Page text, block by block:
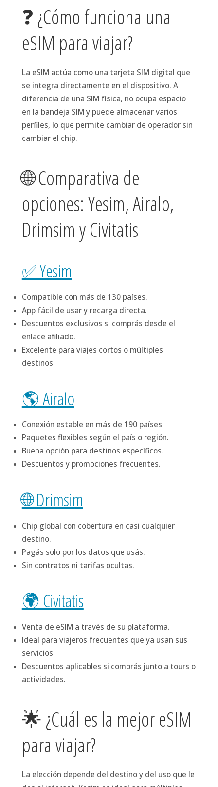
❓ ¿Cómo funciona una
eSIM para viajar?
La eSIM actúa como una tarjeta SIM digital que
se integra directamente en el dispositivo. A
diferencia de una SIM física, no ocupa espacio
en la bandeja SIM y puede almacenar varios
perfiles, lo que permite cambiar de operador sin
cambiar el chip.
🌐 Comparativa de
opciones: Yesim, Airalo,
Drimsim y Civitatis
✅ Yesim
Compatible con más de 130 países.
App fácil de usar y recarga directa.
Descuentos exclusivos si comprás desde el
enlace afiliado.
Excelente para viajes cortos o múltiples
destinos.
🌎 Airalo
Conexión estable en más de 190 países.
Paquetes flexibles según el país o región.
Buena opción para destinos específicos.
Descuentos y promociones frecuentes.
🌐 Drimsim
Chip global con cobertura en casi cualquier
destino.
Pagás solo por los datos que usás.
Sin contratos ni tarifas ocultas.
🌍 Civitatis
Venta de eSIM a través de su plataforma.
Ideal para viajeros frecuentes que ya usan sus
servicios.
Descuentos aplicables si comprás junto a tours o
actividades.
🌟 ¿Cuál es la mejor eSIM
para viajar?
La elección depende del destino y del uso que le